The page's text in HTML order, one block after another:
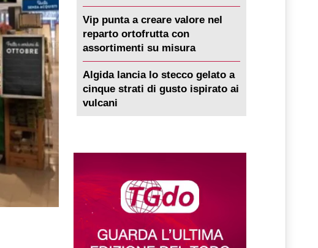
Vip punta a creare valore nel
reparto ortofrutta con
assortimenti su misura
Algida lancia lo stecco gelato a
cinque strati di gusto ispirato ai
vulcani